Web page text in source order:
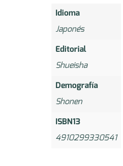
Idioma
Japonés
Editorial
Shueisha
Demografía
Shonen
ISBN13
4910299330541